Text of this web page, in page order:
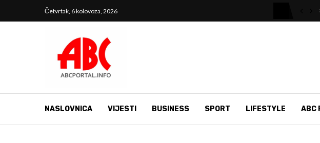
Četvrtak, 6 kolovoza, 2026
NASLOVNICA VIJESTI BUSINESS SPORT LIFESTYLE ABC